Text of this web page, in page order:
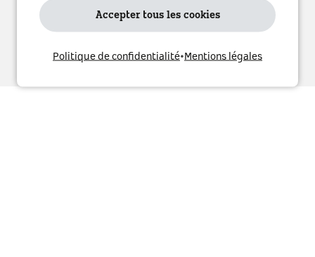
Oui, j'accepte
Accepter tous les cookies
Politique de confidentialité• Mentions légales